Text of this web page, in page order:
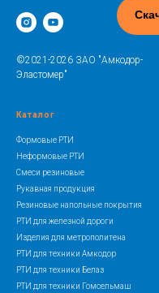
©2021-2026 ЗАО "Амкодор-
Эластомер"
Каталог
Формовые РТИ
Неформовые РТИ
Смеси резиновые
Рукавная продукция
Резиновые напольные покрытия
РТИ для железной дороги
Изделия для метрополитена
РТИ для техники Амкодор
РТИ для техники Белаз
РТИ для техники Гомсельмаш